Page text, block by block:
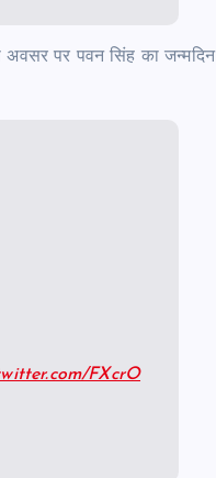
पर पवन सिंह का जन्मदिन
FXcrO